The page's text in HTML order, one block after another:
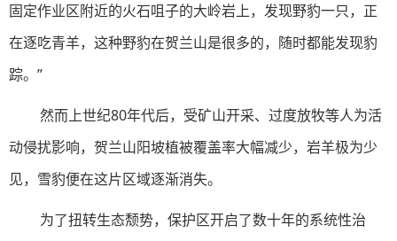
固定作业区附近的火石咀子的大岭岩上，发现野豹一只，正
在逐吃青羊，这种野豹在贺兰山是很多的，随时都能发现豹
踪。”
然而上世纪80年代后，受矿山开采、过度放牧等人为活
动侵扰影响，贺兰山阳坡植被覆盖率大幅减少，岩羊极为少
见，雪豹便在这片区域逐渐消失。
为了扭转生态颓势，保护区开启了数十年的系统性治